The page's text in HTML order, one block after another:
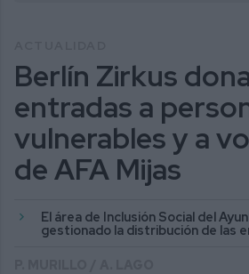
Berlín Zirkus
entradas a
vulnerables y a
de AFA Mijas
El área de Inclusión Social del
gestionado la distribución de las